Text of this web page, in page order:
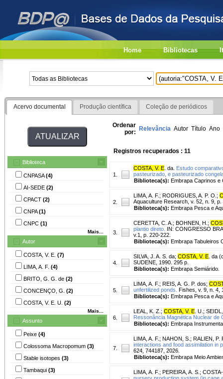
Home Bibliotecas
Acervo documental Produção científica Coleção de periódicos
Biblioteca
CNPASA(4)
AI-SEDE (2)
CPACT (2)
CNPA(1)
CNPC (1)
Mais...
Autor
COSTA, V. E. (7)
LIMA, A. F. (4)
BRITO, G. G. de (2)
CONCENÇO, G. (2)
COSTA, V. E. U. (2)
Mais...
Assunto
Peixe (4)
Colossoma Macropomum (3)
Stable isotopes (3)
Tambaqui (3)
Ordenar
por: Relevância Autor Título Ano
Registros recuperados : 11
1.
COSTA, V. E . da. Estudo
pasteurizado, e pasteurizado
Biblioteca(s): Embrapa Caprinos e
2.
LIMA, A. F. ; RODRIGUES, A. P. O. ;
Aquaculture Research, v. 52, n. 9,
Biblioteca(s): Embrapa Pesca e
3.
CERETTA, C. A. ; BOHNEN, H. ;
plantio direto. IN: CONGRESSO
v.1, p. 220-222.
Biblioteca(s): Embrapa Tabuleiros
4.
SILVA, J. A. S. da; COSTA, V. E . da
SUDENE, 1990. 295 p.
Biblioteca(s): Embrapa Semiárido.
5.
LIMA, A. F. ; REIS, A. G. P. dos;
unfertilized ponds. Fishes, v. 9, n. 4,
Biblioteca(s): Embrapa Pesca e
6.
LEAL, K. Z. ; COSTA, V. E . U. ;
Ressonância Magnética Nuclear de
Biblioteca(s): Embrapa
7.
LIMA, A. F. ; NAHON, S. ; RALIEN, P.
interactions and food assimilation in
624, 744187, 2026.
Biblioteca(s): Embrapa Meio
LIMA, A. F. ; PEREIRA, A. S. ;
nursery production system (in cage